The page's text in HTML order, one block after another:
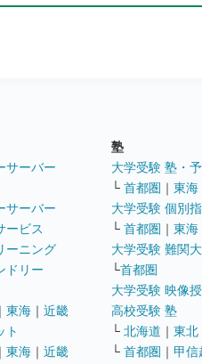
サーバー
サーバー
ービス
ーニング
ドリー
｜ 東海 ｜ 近畿
ト
｜ 東海 ｜ 近畿
塾
大学受験 塾・
└ 首都圏 ｜ 東海
大学受験 個別
└ 首都圏 ｜ 東海
大学受験 難関
└首都圏
大学受験 映像
高校受験 塾
└ 北海道 ｜ 東北
└ 首都圏 ｜ 甲信